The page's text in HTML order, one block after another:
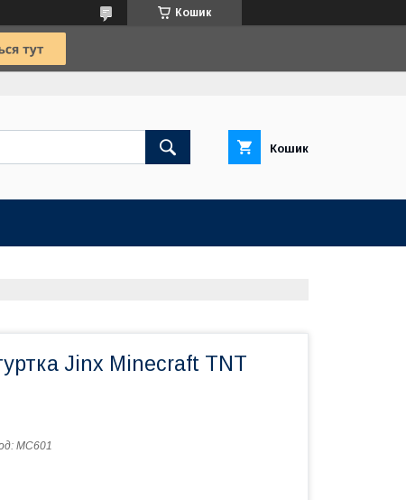
Кошик
Кошик
Jinx Minecraft TNT
MC601